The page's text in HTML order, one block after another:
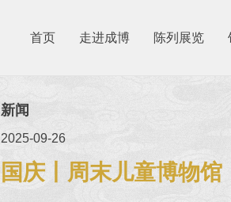
首页 走进成博 陈列展览
新闻
2025-09-26
国庆丨周末儿童博物